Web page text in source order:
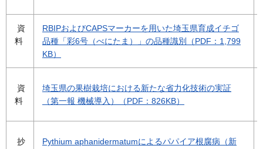
資
料
RBIPおよびCAPSマーカーを用いた埼玉県育成イチゴ
品種「彩6号（べにたま）」の品種識別（PDF：1,799
KB）
資
料
埼玉県の果樹栽培における新たな省力化技術の実証
（第一報 機械導入）（PDF：826KB）
抄
Pythium aphanidermatumによるパパイア根腐病（新